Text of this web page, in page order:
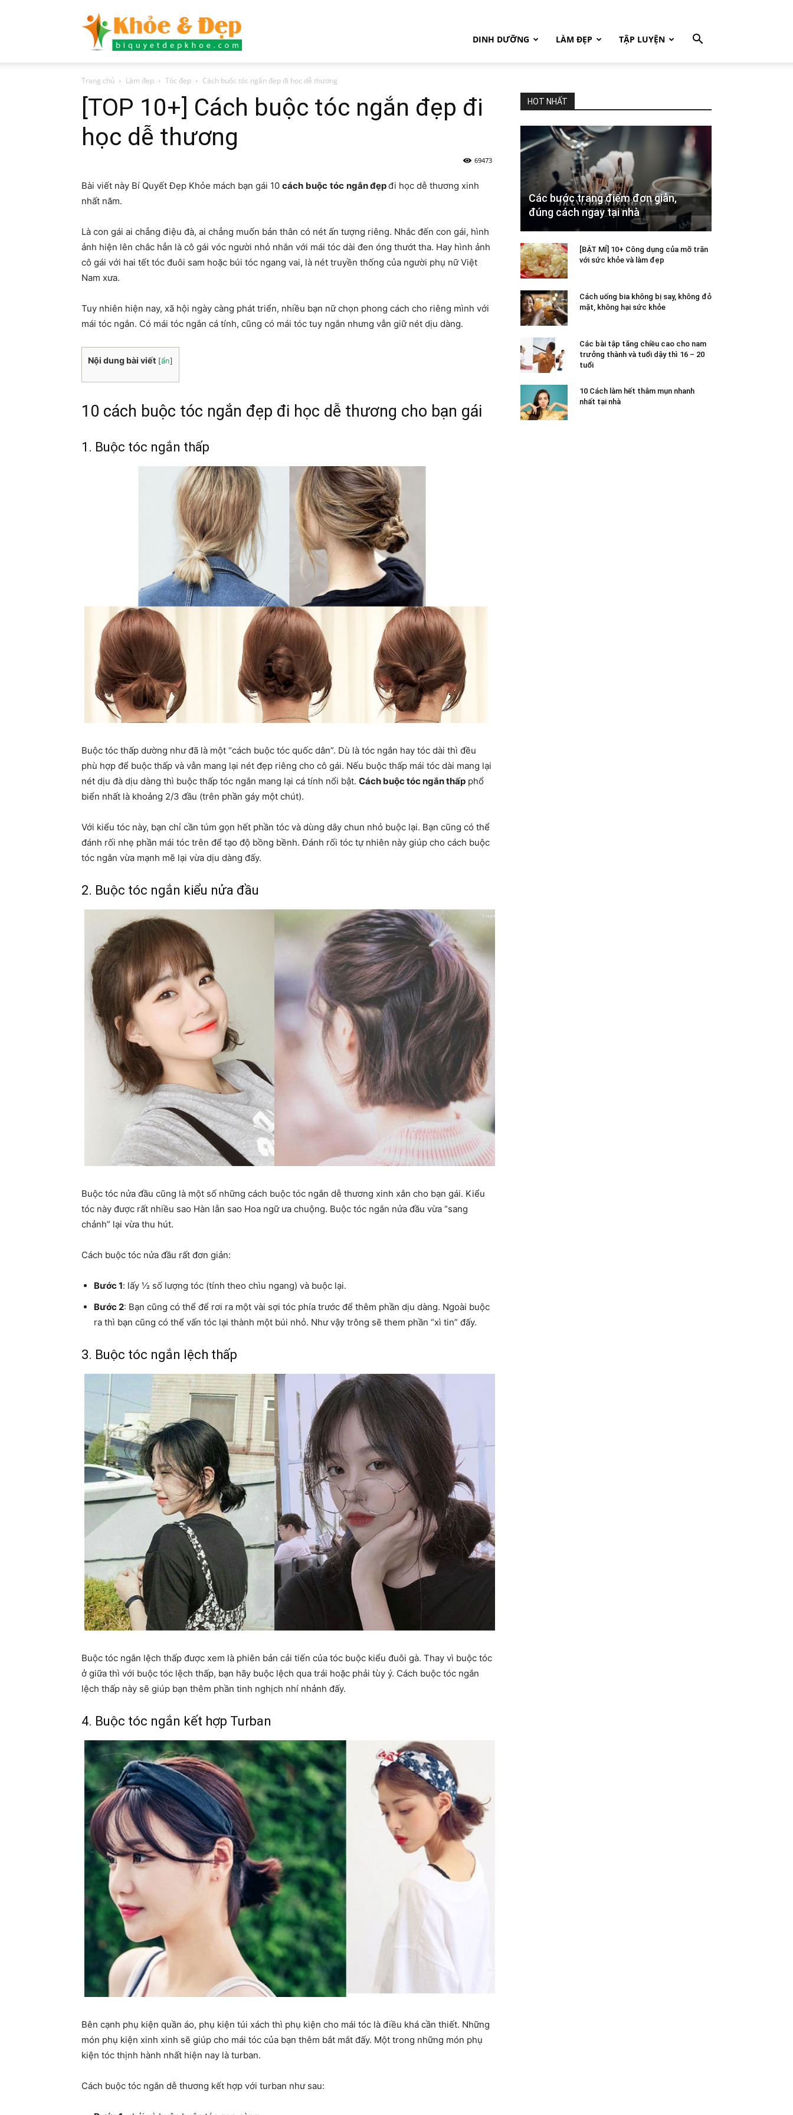
DINH DƯỠNG LÀM ĐẸP TẬP LUYỆN
Trang chủ Làm đẹp Tóc đẹp Cách buộc tóc ngắn đẹp đi học dễ thương
[TOP 10+] Cách buộc tóc ngắn đẹp đi
học dễ thương
69473
Bài viết này Bí Quyết Đẹp Khỏe mách bạn gái 10 cách buộc tóc ngắn đẹpđi học dễ thương xinh
nhất năm.
Là con gái ai chẳng điệu đà, ai chẳng muốn bản thân có nét ấn tượng riêng. Nhắc đến con gái, hình
ảnh hiện lên chắc hẳn là cô gái vóc người nhỏ nhắn với mái tóc dài đen óng thướt tha. Hay hình ảnh
cô gái với hai tết tóc đuôi sam hoặc búi tóc ngang vai, là nét truyền thống của người phụ nữ Việt
Nam xưa.
Tuy nhiên hiện nay, xã hội ngày càng phát triển, nhiều bạn nữ chọn phong cách cho riêng mình với
mái tóc ngắn. Có mái tóc ngắn cá tính, cũng có mái tóc tuy ngắn nhưng vẫn giữ nét dịu dàng.
Nội dung bài viết [ẩn]
10 cách buộc tóc ngắn đẹp đi học dễ thương cho bạn gái
1. Buộc tóc ngắn thấp
Buộc tóc thấp dường như đã là một “cách buộc tóc quốc dân”. Dù là tóc ngắn hay tóc dài thì đều
phù hợp để buộc thấp và vẫn mang lại nét đẹp riêng cho cô gái. Nếu buộc thấp mái tóc dài mang lại
nét dịu đà dịu dàng thì buộc thấp tóc ngắn mang lại cá tính nổi bật. Cách buộc tóc ngắn thấp phổ
biển nhất là khoảng 2/3 đầu (trên phần gáy một chút).
Với kiểu tóc này, bạn chỉ cần túm gọn hết phần tóc và dùng dây chun nhỏ buộc lại. Bạn cũng có thể
đánh rối nhẹ phần mái tóc trên để tạo độ bồng bềnh. Đánh rối tóc tự nhiên này giúp cho cách buộc
tóc ngắn vừa mạnh mẽ lại vừa dịu dàng đấy.
2. Buộc tóc ngắn kiểu nửa đầu
Buộc tóc nửa đầu cũng là một số những cách buộc tóc ngắn dễ thương xinh xắn cho bạn gái. Kiểu
tóc này được rất nhiều sao Hàn lẫn sao Hoa ngữ ưa chuộng. Buộc tóc ngắn nửa đầu vừa “sang
chảnh” lại vừa thu hút.
Cách buộc tóc nửa đầu rất đơn giản:
Bước 1: lấy ½ số lượng tóc (tính theo chìu ngang) và buộc lại.
Bước 2: Bạn cũng có thể để rơi ra một vài sợi tóc phía trước để thêm phần dịu dàng. Ngoài buộc
ra thì bạn cũng có thể vấn tóc lại thành một búi nhỏ. Như vậy trông sẽ them phần “xì tin” đấy.
3. Buộc tóc ngắn lệch thấp
Buộc tóc ngắn lệch thấp được xem là phiên bản cải tiến của tóc buộc kiểu đuôi gà. Thay vì buộc tóc
ở giữa thì với buộc tóc lệch thấp, bạn hãy buộc lệch qua trái hoặc phải tùy ý. Cách buộc tóc ngắn
lệch thấp này sẽ giúp bạn thêm phần tinh nghịch nhí nhảnh đấy.
4. Buộc tóc ngắn kết hợp Turban
Bên cạnh phụ kiện quần áo, phụ kiện túi xách thì phụ kiện cho mái tóc là điều khá cần thiết. Những
món phụ kiện xinh xinh sẽ giúp cho mái tóc của bạn thêm bắt mắt đấy. Một trong những món phụ
kiện tóc thịnh hành nhất hiện nay là turban.
Cách buộc tóc ngắn dễ thương kết hợp với turban như sau:
HOT NHẤT
Các bước trang điểm đơn giản,
đúng cách ngay tại nhà
[BẬT MÍ] 10+ Công dụng của mỡ trăn
với sức khỏe và làm đẹp
Cách uống bia không bị say, không đỏ
mặt, không hại sức khỏe
Các bài tập tăng chiều cao cho nam
trưởng thành và tuổi dậy thì 16 – 20
tuổi
10 Cách làm hết thâm mụn nhanh
nhất tại nhà